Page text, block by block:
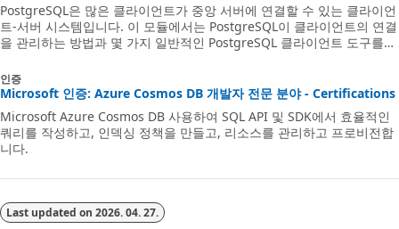
PostgreSQL은 많은 클라이언트가 중앙 서버에 연결할 수 있는 클라이언
트-서버 시스템입니다. 이 모듈에서는 PostgreSQL이 클라이언트의 연결
을 관리하는 방법과 몇 가지 일반적인 PostgreSQL 클라이언트 도구를
인증
Microsoft 인증: Azure Cosmos DB 개발자 전문 분야 - Certifications
Microsoft Azure Cosmos DB 사용하여 SQL API 및 SDK에서 효율적인
쿼리를 작성하고, 인덱싱 정책을 만들고, 리소스를 관리하고 프로비전합
니다.
Last updated on 2026. 04. 27.